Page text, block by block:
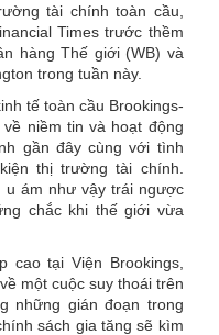
tài chính toàn cầu,
Times trước thềm
hàng Thế giới (WB) và
trong tuần này.
tế toàn cầu Brookings-
niềm tin và hoạt động
gần đây cùng với tình
thị trường tài chính.
u ám như vậy trái ngược
chắc khi thế giới vừa
cao tại Viện Brookings,
một cuộc suy thoái trên
những gián đoạn trong
sách gia tăng sẽ kìm